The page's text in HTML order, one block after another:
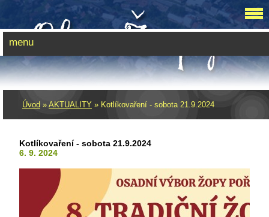
Úvod » AKTUALITY » Kotlíkovaření - sobota 21.9.2024
Kotlíkovaření - sobota 21.9.2024
6. 9. 2024
menu